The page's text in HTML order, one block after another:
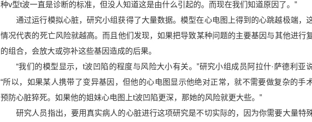
种v型t波一直是诊断的标准，但没人知道这是由什么引起的。而现在我们知道原因了。”
通过运行模拟心脏，研究小组获得了大量数据。模型在心电图上得到的心跳越极端，
情况代表的死亡风险就越高。而且他们发现，如果把导致某种问题的主要基因与其他进行
的组合，会放大或弥补这些基因造成的后果。
“我们的模型显示，t波凹陷的程度与风险大小有关。”研究小组成员阿拉什·萨德利亚说
“所以，如果某人携带了变异基因，但他的心电图显示他绝对正常，就不需要做复杂的手
预防心脏猝死。如果他的姐妹心电图上t波凹陷更深，那她的风险就更大些。”
研究人员指出，要用真实病人的心脏进行这项研究是不切实际的，因为你需要大量特